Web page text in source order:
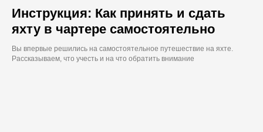
Инструкция: Как принять и сдать
яхту в чартере самостоятельно
Вы впервые решились на самостоятельное путешествие на яхте.
Рассказываем, что учесть и на что обратить внимание